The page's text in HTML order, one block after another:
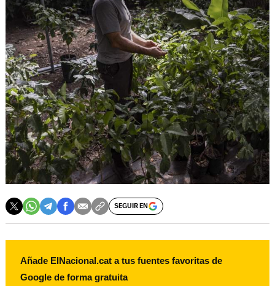
SEGUIR EN
Añade ElNacional.cat a tus fuentes favoritas de
Google de forma gratuita